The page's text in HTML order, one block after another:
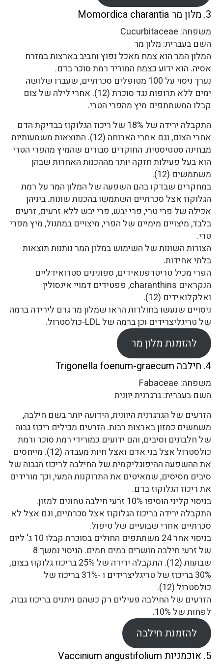
3. מלון מר Momordica charantia
משפחה: Cucurbitaceae
השם בעברית: מלון מר
המלון המר הוא צמח מאכל נפוץ וחביב בארצות במזרח
אסיה. הוא ידוע כצמח המוריד רמת סוכר בדם.
נערך ניסוי על 100 מטופלים סכרתיים, שעברו שלושה
ימים ללא תרופות נגד סוכרת (12). אחרי לילה של צום
קבלו המשתתפים מיץ מהפרי הטרי.
התקבלה ירידה של 18% של ריכוז הגלוקוז בבדיקת הדם
אחרי הצום, וגם אחרי הארוחה (12). התוצאות משמעותיות
מבחינה סטטיסטית. החוקרים סבורים שהמיץ מהפרי הטרי
הוא בעל פעילות חזקה יותר מההכנות האחרות שבהן
משתמשים (12).
במחקרים שבדקו בהם השפעה של המלון המר על רמת
הגלוקוז אצל סכרתיים השתמשו בהכנות שונות. ביניהן
אכילה של פרי טרי, פרי יבש, פרי יבש ללא זרעים, זרעים
בלבד, מיצויים מימיים של הפרי, מיצויים במתנול, מיץ מפרי
טרי.
הצורות השונות של השימוש במלון המר נותנות תוצאות
בלתי אחידות.
הפרי מכיל טריטרפנואידים, ספונינים סטרואידליים
הנקראים charanthins, פפטידים דמויי אינסולין
ואלקלואידים (12).
ניסויים שנעשו בחולדות הראו שמלון מר גרם לירידה ברמה
של טריגליצרידים וכן ברמה של LDL-כולסטרול.
להזמנת מלון מר
4. חילבה Trigonella foenum-graecum
משפחה: Fabaceae
השם בעברית: גרגרנית יוונית
הזרעים של הגרגרנית היוונית, הידועה יותר בשם חילבה,
משמשים כמזון בארצות רבות. הזרעים מכילים ריכוז גבוה
של חלבונים וסיבים, והם ידועים כמורידי רמת סוכר ורמת
כולסטרול אצל בני אדם ואצל חיות מעבדה (12). מייחסים
את ההשפעה ההיפוגליקמית של החילבה לריכוז הגבוה של
סיבים מסיסים, שמאיטים את התרוקנות המעי, וכך מורידים
את ריכוז הגלוקוז בדם.
בניסוי קליני הוסיפו 10% זרעי חילבה טחונים למזון.
התקבלה ירידה בריכוז הגלוקוז אצל סכרתיים, וגם אצל לא
סכרתיים אחרי שבועיים של טיפול.
בניסוי אחר 24 משתתפים החולים בסוכרת קבלו 10 ג' ליום
של זרעי חילבה מושרים במים חמים. הניסוי נמשך 8
שבועות (12). התקבלה ירידה של 25% בריכוז גלוקוז בצום,
30% בריכוז של טריגליצרידים ו -31% בריכוז של
כולסטרול (12).
הזרעים של החילבה פעילים רק כשהם ניתנים בריכוז גבוה,
לפחות של 10%.
להזמנת חילבה
5. אוכמניות Vaccinium angustifolium